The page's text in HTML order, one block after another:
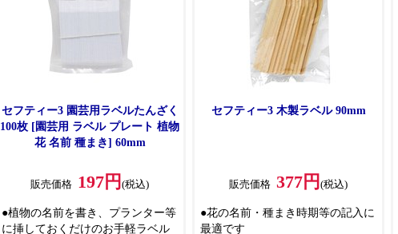
セフティー3 園芸用ラベルたんざく
100枚 [園芸用 ラベル プレート 植物
花 名前 種まき] 60mm
販売価格 197円 (税込)
●植物の名前を書き、プランター等
に挿しておくだけのお手軽ラベル
セフティー3 木製ラベル 90mm
販売価格 377円 (税込)
●花の名前・種まき時期等の記入に
最適です